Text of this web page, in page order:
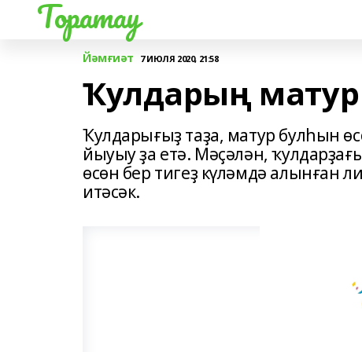
Торатау
Йәмғиәт 7 ИЮЛЯ 2020, 21:58
Ҡулдарың
Ҡулдарығыҙ таҙа, матур булһын
йыуыу ҙа етә. Мәҫәлән,
өсөн бер тигеҙ күләмдә алынған
итәсәк.